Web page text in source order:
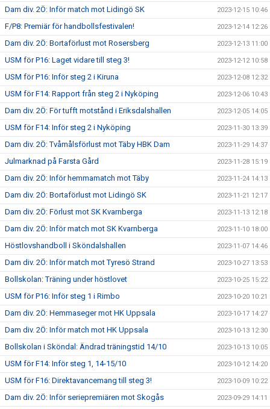
Dam div. 2Ö: Inför match mot Lidingö SK 2023-12-15 10:46
F/P8: Premiär för handbollsfestivalen! 2023-12-14 12:26
Dam div. 2Ö: Bortaförlust mot Rosersberg 2023-12-13 11:00
USM för P16: Laget vidare till steg 3! 2023-12-12 10:58
USM för P16: Inför steg 2 i Kiruna 2023-12-08 12:32
USM för F14: Rapport från steg 2 i Nyköping 2023-12-06 10:43
Dam div. 2Ö: För tufft motstånd i Eriksdalshallen 2023-12-05 14:05
USM för F14: Inför steg 2 i Nyköping 2023-11-30 13:39
Dam div. 2Ö: Tvåmålsförlust mot Täby HBK Dam 2023-11-29 14:37
Julmarknad på Farsta Gård 2023-11-28 15:19
Dam div. 2Ö: Inför hemmamatch mot Täby 2023-11-24 14:13
Dam div. 2Ö: Bortaförlust mot Lidingö SK 2023-11-21 12:17
Dam div. 2Ö: Förlust mot SK Kvarnberga 2023-11-13 12:18
Dam div. 2Ö: Inför match mot SK Kvarnberga 2023-11-10 18:00
Höstlovshandboll i Sköndalshallen 2023-11-07 14:46
Dam div. 2Ö: Inför match mot Tyresö Strand 2023-10-27 13:53
Bollskolan: Träning under höstlovet 2023-10-25 15:22
USM för P16: Inför steg 1 i Rimbo 2023-10-20 10:21
Dam div. 2Ö: Hemmaseger mot HK Uppsala 2023-10-17 14:27
Dam div. 2Ö: Inför match mot HK Uppsala 2023-10-13 12:30
Bollskolan i Sköndal: Ändrad träningstid 14/10 2023-10-13 10:05
USM för F14: Inför steg 1, 14-15/10 2023-10-12 14:20
USM för F16: Direktavancemang till steg 3! 2023-10-09 10:22
Dam div. 2Ö: Inför seriepremiären mot Skogås 2023-09-29 14:11